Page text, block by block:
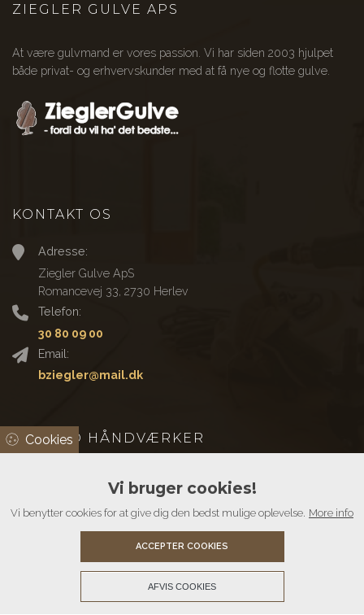
ZIEGLER GULVE APS
At være gulvmand er vores passion. Vi har siden 2003 hjulpet
både privat- og erhvervskunder med at få nye og flotte gulve.
KONTAKT OS
Adresse:
Ziegler Gulve ApS
Romancevej 33, 2730 Herlev
Telefon:
30 80 09 00
Email:
bziegler@mail.dk
ANMELD HÅNDVÆRKER
Cookies
Vi bruger cookies!
Vi benytter cookies for at give dig den bedst mulige oplevelse. More info
ACCEPTER COOKIES
AFVIS COOKIES